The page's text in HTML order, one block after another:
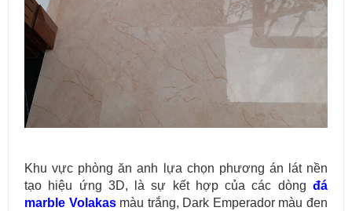
Khu vực phòng ăn anh lựa chọn phương án lát nền
tạo hiệu ứng 3D, là sự kết hợp của các dòng đá
marble Volakasmàu trắng, Dark Emperador màu đen